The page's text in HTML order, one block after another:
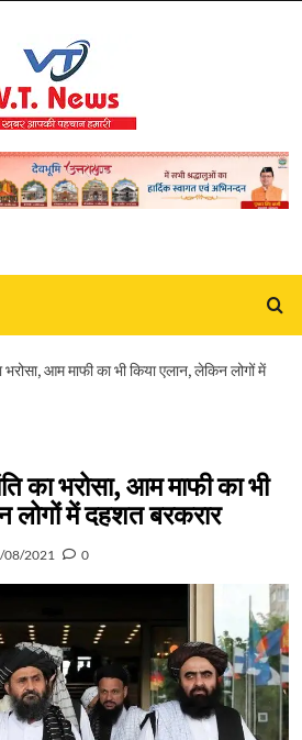
भरोसा, आम माफी का भी किया एलान, लेकिन लोगों में
का भरोसा, आम माफी का भी
लोगों में दहशत बरकरार
08/2021 0